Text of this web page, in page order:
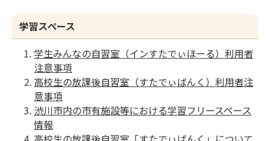
学習スペース
学生みんなの自習室（インすたでぃほーる）利用者
注意事項
高校生の放課後自習室（すたでぃばんく）利用者注
意事項
渋川市内の市有施設等における学習フリースペース
情報